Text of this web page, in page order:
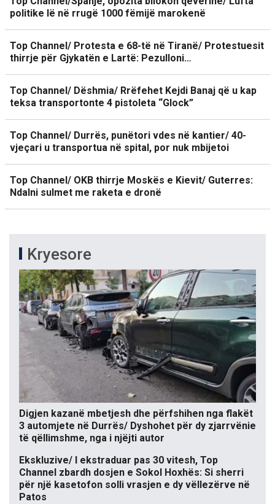
politike lë në rrugë 1000 fëmijë marokenë
Top Channel/ Protesta e 68-të në Tiranë/ Protestuesit
thirrje për Gjykatën e Lartë: Pezulloni…
Top Channel/ Dëshmia/ Rrëfehet Kejdi Banaj që u kap
teksa transportonte 4 pistoleta “Glock”
Top Channel/ Durrës, punëtori vdes në kantier/ 40-
vjeçari u transportua në spital, por nuk mbijetoi
Top Channel/ OKB thirrje Moskës e Kievit/ Guterres:
Ndalni sulmet me raketa e dronë
Kryesore
Digjen kazanë mbetjesh dhe përfshihen nga flakët
3 automjete në Durrës/ Dyshohet për dy zjarrvënie
të qëllimshme, nga i njëjti autor
Ekskluzive/ I ekstraduar pas 30 vitesh, Top
Channel zbardh dosjen e Sokol Hoxhës: Si sherri
për një kasetofon solli vrasjen e dy vëllezërve në
Patos